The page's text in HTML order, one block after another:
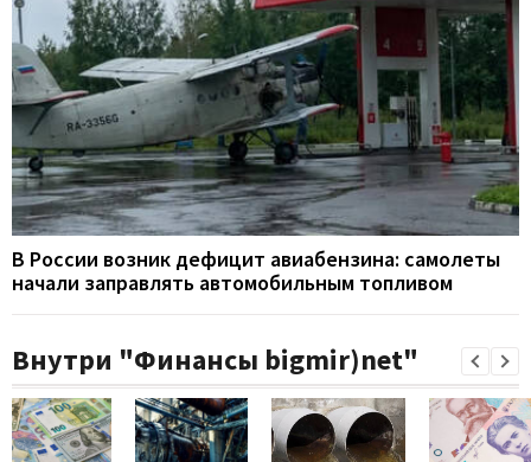
В России возник дефицит авиабензина: самолеты
начали заправлять автомобильным топливом
Внутри "Финансы bigmir)net"